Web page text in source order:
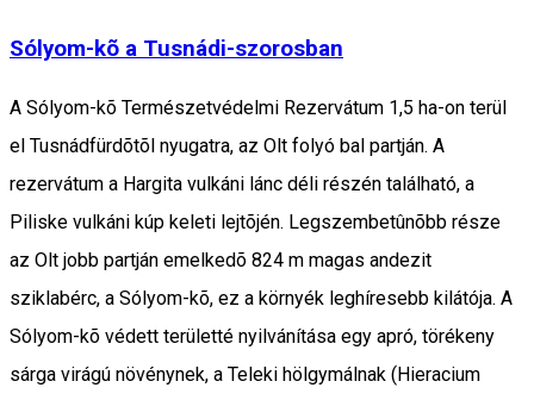
Sólyom-kõ a Tusnádi-szorosban
A Sólyom-kõ Természetvédelmi Rezervátum 1,5 ha-on terül
el Tusnádfürdõtõl nyugatra, az Olt folyó bal partján. A
rezervátum a Hargita vulkáni lánc déli részén található, a
Piliske vulkáni kúp keleti lejtõjén. Legszembetûnõbb része
az Olt jobb partján emelkedõ 824 m magas andezit
sziklabérc, a Sólyom-kõ, ez a környék leghíresebb kilátója. A
Sólyom-kõ védett területté nyilvánítása egy apró, törékeny
sárga virágú növénynek, a Teleki hölgymálnak (Hieracium